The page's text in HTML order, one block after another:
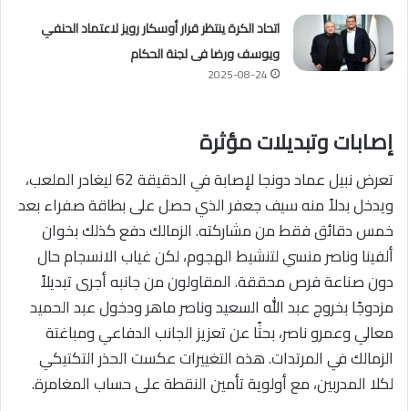
اتحاد الكرة ينتظر قرار أوسكار رويز لاعتماد الحنفي
ويوسف ورضا فى لجنة الحكام
2025-08-24
إصابات وتبديلات مؤثرة
تعرض نبيل عماد دونجا لإصابة في الدقيقة 62 ليغادر الملعب،
ويدخل بدلاً منه سيف جعفر الذي حصل على بطاقة صفراء بعد
خمس دقائق فقط من مشاركته. الزمالك دفع كذلك بخوان
ألفينا وناصر منسي لتنشيط الهجوم، لكن غياب الانسجام حال
دون صناعة فرص محققة. المقاولون من جانبه أجرى تبديلاً
مزدوجًا بخروج عبد الله السعيد وناصر ماهر ودخول عبد الحميد
معالي وعمرو ناصر، بحثًا عن تعزيز الجانب الدفاعي ومباغتة
الزمالك في المرتدات. هذه التغييرات عكست الحذر التكتيكي
لكلا المدربين، مع أولوية تأمين النقطة على حساب المغامرة.